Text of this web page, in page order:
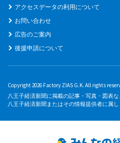
アクセスデータの利用について
お問い合わせ
広告のご案内
後援申請について
Copyright 2026 Factory ZIAS G.K. All rights
八王子経済新聞に掲載の記事・写真・図表
八王子経済新聞またはその情報提供者に属し